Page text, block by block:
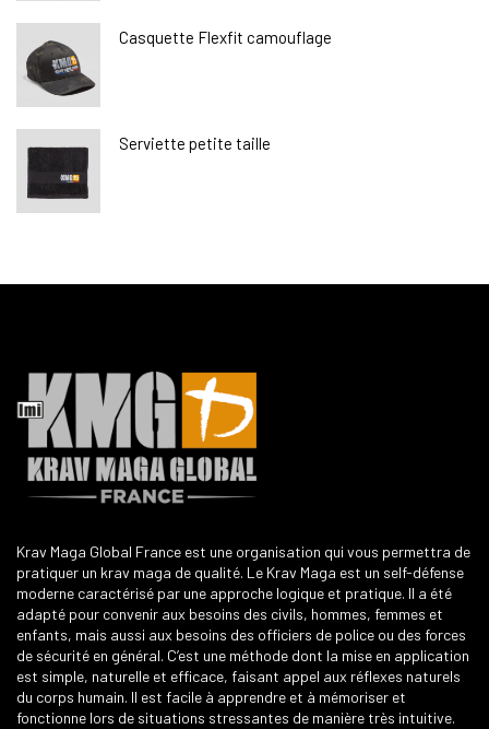
Casquette Flexfit camouflage
Serviette petite taille
Krav Maga Global France est une organisation qui vous permettra de
pratiquer un krav maga de qualité. Le Krav Maga est un self-défense
moderne caractérisé par une approche logique et pratique. Il a été
adapté pour convenir aux besoins des civils, hommes, femmes et
enfants, mais aussi aux besoins des officiers de police ou des forces
de sécurité en général. C’est une méthode dont la mise en application
est simple, naturelle et efficace, faisant appel aux réflexes naturels
du corps humain. Il est facile à apprendre et à mémoriser et
fonctionne lors de situations stressantes de manière très intuitive.